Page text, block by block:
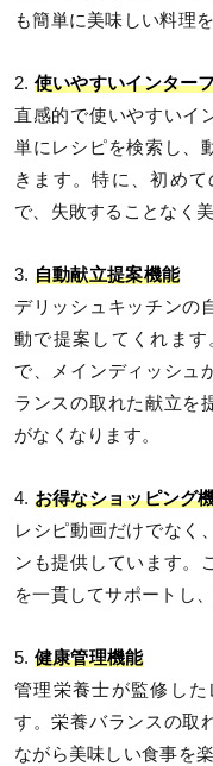
も簡単に美味しい料理
2. 使いやすいインター
直感的で使いやすいイ
単にレシピを検索し、
きます。特に、初め
で、失敗することなく
3. 自動献立提案機能
デリッシュキッチンの
動で提案してくれま
で、メインディッシュ
ランスの取れた献立を
がなくなります。
4. お得なショッピング
レシピ動画だけでなく
ンも提供しています。
を一貫してサポートし
5. 健康管理機能
管理栄養士が監修し
す。栄養バランスの取
ながら美味しい食事を